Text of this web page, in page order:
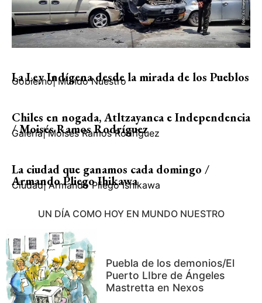
La Ley Indígena desde la mirada de los Pueblos
Gobierno| Mundo Nuestro
Chiles en nogada, Atltzayanca e Independencia
/ Moisés Ramos Rodríguez
Galería| Moisés Ramos Rodríguez
La ciudad que ganamos cada domingo /
Armando Pliego Ihikawa
Ciudad| Armando Pliego Ishikawa
UN DÍA COMO HOY EN MUNDO NUESTRO
Puebla de los demonios/El
Puerto LIbre de Ángeles
Mastretta en Nexos